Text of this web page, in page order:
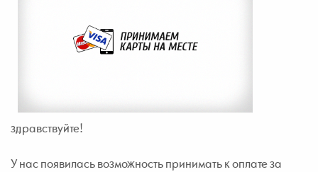
здравствуйте!
У нас появилась возможность принимать к оплате за